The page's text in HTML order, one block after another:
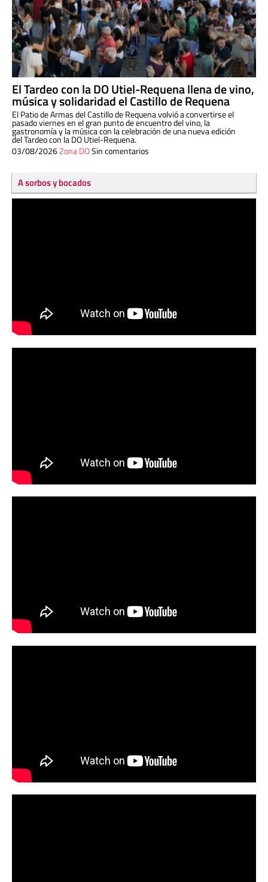
El Tardeo con la DO Utiel-Requena llena de vino,
música y solidaridad el Castillo de Requena
El Patio de Armas del Castillo de Requena volvió a convertirse el
pasado viernes en el gran punto de encuentro del vino, la
gastronomía y la música con la celebración de una nueva edición
del Tardeo con la DO Utiel-Requena.
03/08/2026Zona DOSin comentarios
A sorbos y bocados